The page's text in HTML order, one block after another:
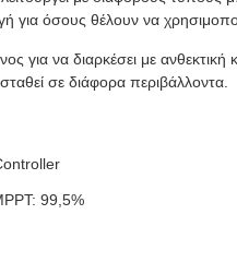
για όσους θέλουν να
για να διαρκέσει με
σε διάφορα περιβάλλοντα.
99,5%